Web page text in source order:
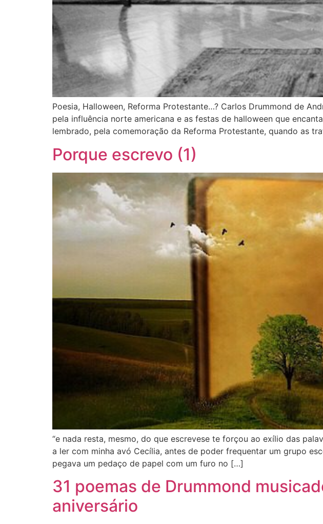
Poesia, Halloween, Reforma Protestante…? Carlos Drummond de
pela influência norte americana e as festas de halloween que
lembrado, pela comemoração da Reforma Protestante, quando as
Porque escrevo (1)
“e nada resta, mesmo, do que escrevese te forçou ao exílio das
a ler com minha avó Cecília, antes de poder frequentar um grupo
pegava um pedaço de papel com um furo no […]
31 poemas de Drummond
aniversário